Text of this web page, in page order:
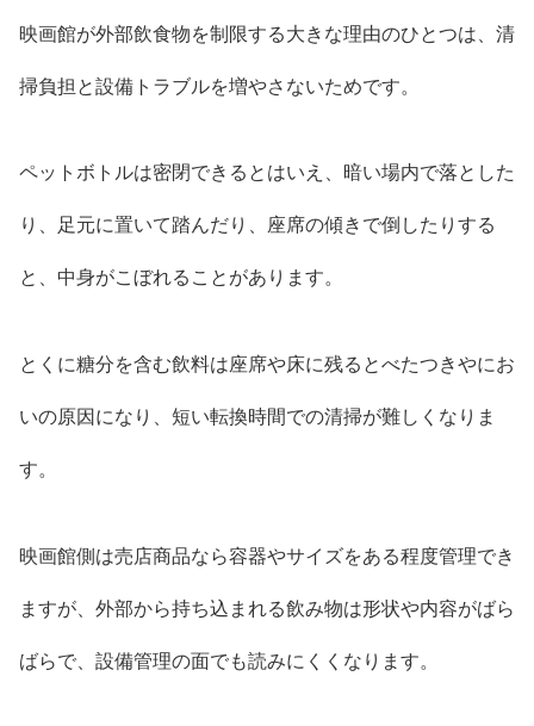
映画館が外部飲食物を制限する大きな理由のひとつは、清
掃負担と設備トラブルを増やさないためです。
ペットボトルは密閉できるとはいえ、暗い場内で落とした
り、足元に置いて踏んだり、座席の傾きで倒したりする
と、中身がこぼれることがあります。
とくに糖分を含む飲料は座席や床に残るとべたつきやにお
いの原因になり、短い転換時間での清掃が難しくなりま
す。
映画館側は売店商品なら容器やサイズをある程度管理でき
ますが、外部から持ち込まれる飲み物は形状や内容がばら
ばらで、設備管理の面でも読みにくくなります。